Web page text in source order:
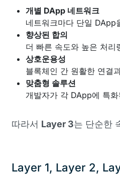
개별 DApp 네트워크
네트워크마다 단일
향상된 합의
더 빠른 속도와 높은 처리
상호운용성
블록체인 간 원활한 연결
맞춤형 솔루션
개발자가 각 DApp에 특
따라서 Layer 3는 단순한
Layer 1, Layer 2,